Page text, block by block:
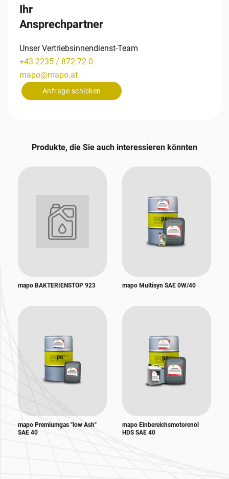
Ihr
Ansprechpartner
Unser Vertriebsinnendienst-Team
+43 2235 / 872 72-0
mapo@mapo.at
Anfrage schicken
Produkte, die Sie auch interessieren könnten
mapo BAKTERIENSTOP 923 mapo Multisyn SAE 0W/40
mapo Premiumgas "low Ash"
SAE 40
mapo Einbereichsmotorenöl
HDS SAE 40